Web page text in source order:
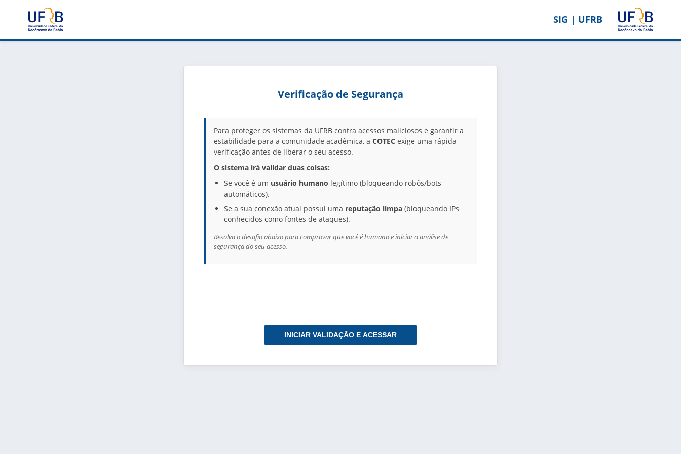
SIG | UFRB
Verificação de Segurança
Para proteger os sistemas da UFRB contra acessos maliciosos e garantir a
estabilidade para a comunidade acadêmica, a COTEC exige uma rápida
verificação antes de liberar o seu acesso.
O sistema irá validar duas coisas:
Se você é um usuário humano legítimo (bloqueando robôs/bots
automáticos).
Se a sua conexão atual possui uma reputação limpa (bloqueando IPs
conhecidos como fontes de ataques).
Resolva o desafio abaixo para comprovar que você é humano e iniciar a análise de
segurança do seu acesso.
INICIAR VALIDAÇÃO E ACESSAR